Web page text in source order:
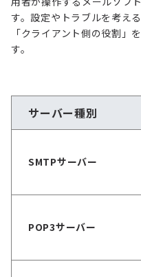
す。設定やトラブルを考え
「クライアント側の役割」
す。
サーバー種別
SMTPサーバー
POP3サーバー